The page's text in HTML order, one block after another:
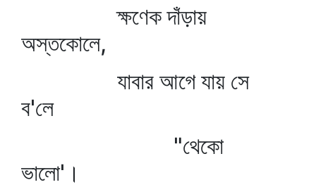
ক্ষণেক দাঁড়ায়
অস্তকোলে,
যাবার আগে যায় সে
ব'লে
"থেকো
ভালো'।